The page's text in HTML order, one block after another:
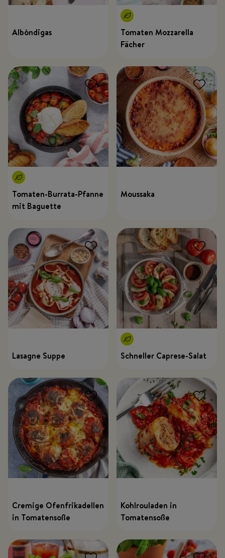
Albóndigas
Tomaten Mozzarella
Fächer
Tomaten-Burrata-Pfanne
mit Baguette
Moussaka
Lasagne Suppe Schneller Caprese-Salat
Cremige Ofenfrikadellen
in Tomatensoße
Kohlrouladen in
Tomatensoße